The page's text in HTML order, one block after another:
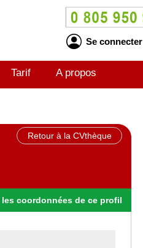
Se connecter
Tarif A propos
Retour à la CVthèque
les coordonnées de ce profil